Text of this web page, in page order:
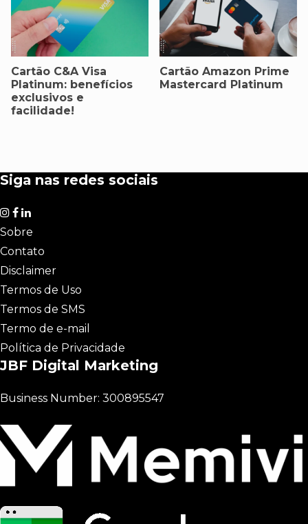
Cartão C&A Visa
Platinum: benefícios
exclusivos e
facilidade!
Cartão Amazon Prime
Mastercard Platinum
Siga nas redes sociais
Sobre
Contato
Disclaimer
Termos de Uso
Termos de SMS
Termo de e-mail
Política de Privacidade
JBF Digital Marketing
Business Number: 300895547